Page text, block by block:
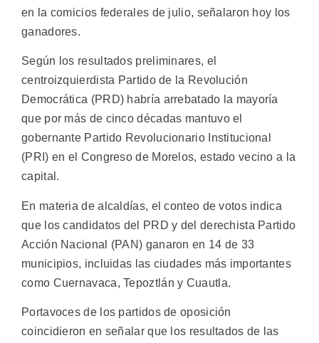
en la comicios federales de julio, señalaron hoy los
ganadores.
Según los resultados preliminares, el
centroizquierdista Partido de la Revolución
Democrática (PRD) habría arrebatado la mayoría
que por más de cinco décadas mantuvo el
gobernante Partido Revolucionario Institucional
(PRI) en el Congreso de Morelos, estado vecino a la
capital.
En materia de alcaldías, el conteo de votos indica
que los candidatos del PRD y del derechista Partido
Acción Nacional (PAN) ganaron en 14 de 33
municipios, incluidas las ciudades más importantes
como Cuernavaca, Tepoztlán y Cuautla.
Portavoces de los partidos de oposición
coincidieron en señalar que los resultados de las